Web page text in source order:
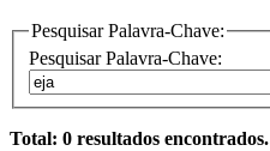
Pesquisar Palavra-Chave:
Pesquisar Palavra-Chave:
Total: 0 resultados encontrados.